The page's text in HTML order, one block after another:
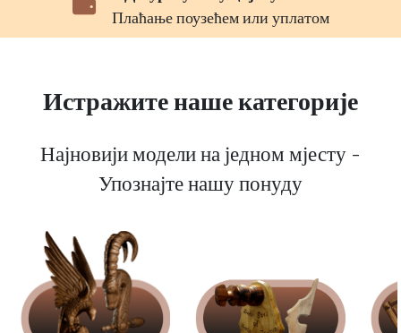
Плаћање поузећем или уплатом
Истражите наше категорије
Најновији модели на једном мјесту -
Упознајте нашу понуду